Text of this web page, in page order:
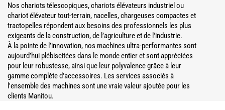
Nos chariots télescopiques, chariots élévateurs industriel ou
chariot élévateur tout-terrain, nacelles, chargeuses compactes et
tractopelles répondent aux besoins des professionnels les plus
exigeants de la construction, de l’agriculture et de l'industrie.
À la pointe de l’innovation, nos machines ultra-performantes sont
aujourd’hui plébiscitées dans le monde entier et sont appréciées
pour leur robustesse, ainsi que leur polyvalence grâce à leur
gamme complète d'accessoires. Les services associés à
l'ensemble des machines sont une vraie valeur ajoutée pour les
clients Manitou.